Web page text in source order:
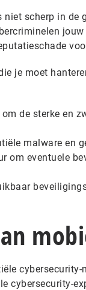
scherp in de
je moet
de sterke en
malware en
om eventuele
cybersecurity-
cybersecurity-